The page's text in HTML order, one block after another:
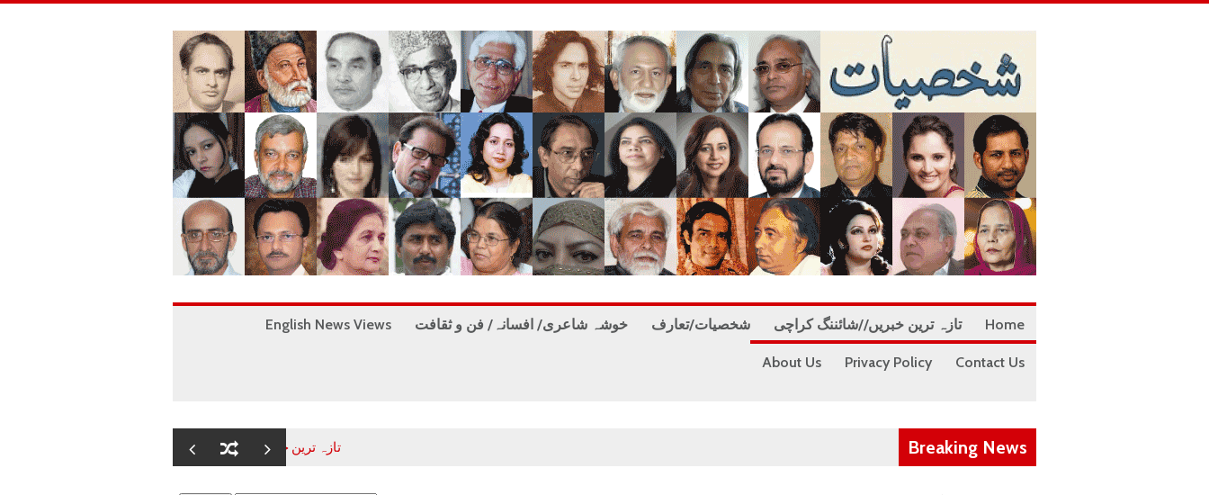
Home تازہ ترین خبریں//شائننگ کراچی شخصیات/تعارف خوشہ شاعری/ افسانہ/ فن و ثقافت English News Views
Contact Us
Privacy Policy
About Us
Breaking News تازہ ترین خبریں//شائننگ کراچی علم،ادب و تہذیب کا فروغ ، فیس بک کا